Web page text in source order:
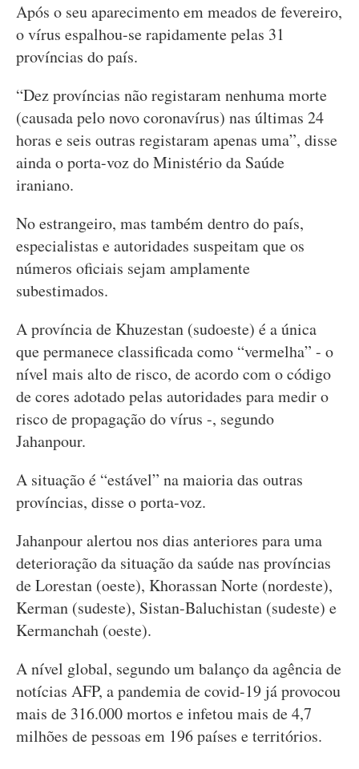
Após o seu aparecimento em meados de fevereiro,
o vírus espalhou-se rapidamente pelas 31
províncias do país.
“Dez províncias não registaram nenhuma morte
(causada pelo novo coronavírus) nas últimas 24
horas e seis outras registaram apenas uma”, disse
ainda o porta-voz do Ministério da Saúde
iraniano.
No estrangeiro, mas também dentro do país,
especialistas e autoridades suspeitam que os
números oficiais sejam amplamente
subestimados.
A província de Khuzestan (sudoeste) é a única
que permanece classificada como “vermelha” - o
nível mais alto de risco, de acordo com o código
de cores adotado pelas autoridades para medir o
risco de propagação do vírus -, segundo
Jahanpour.
A situação é “estável” na maioria das outras
províncias, disse o porta-voz.
Jahanpour alertou nos dias anteriores para uma
deterioração da situação da saúde nas províncias
de Lorestan (oeste), Khorassan Norte (nordeste),
Kerman (sudeste), Sistan-Baluchistan (sudeste) e
Kermanchah (oeste).
A nível global, segundo um balanço da agência de
notícias AFP, a pandemia de covid-19 já provocou
mais de 316.000 mortos e infetou mais de 4,7
milhões de pessoas em 196 países e territórios.